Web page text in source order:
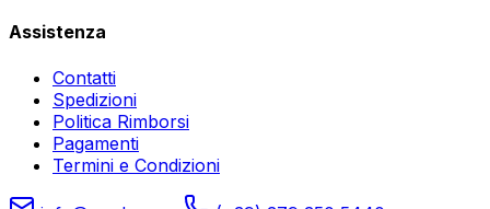
Assistenza
Contatti
Spedizioni
Politica Rimborsi
Pagamenti
Termini e Condizioni